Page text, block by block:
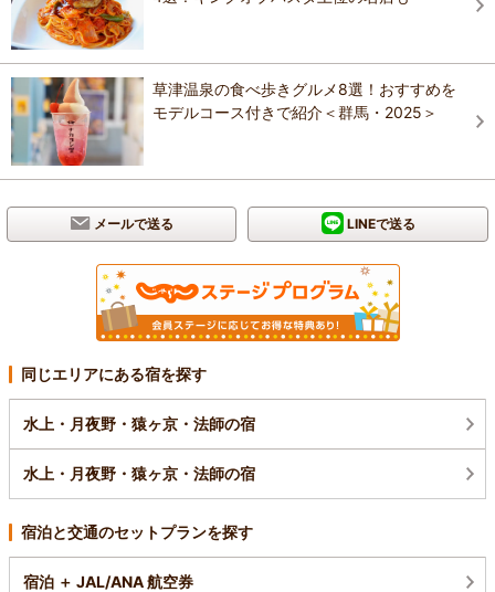
草津温泉の食べ歩きグルメ8選！おすすめを
モデルコース付きで紹介＜群馬・2025＞
メールで送る LINEで送る
同じエリアにある宿を探す
水上・月夜野・猿ヶ京・法師の宿
水上・月夜野・猿ヶ京・法師の宿
宿泊と交通のセットプランを探す
宿泊 ＋ JAL/ANA 航空券